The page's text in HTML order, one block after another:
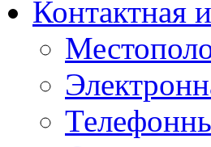
Контактная